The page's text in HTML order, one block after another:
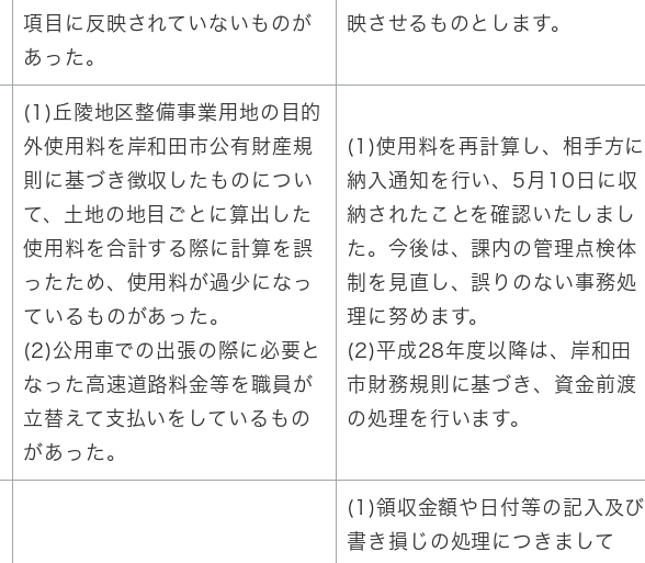
項目に反映されていないものが
あった。
映させるものとします。
(1)丘陵地区整備事業用地の目的
外使用料を岸和田市公有財産規
則に基づき徴収したものについ
て、土地の地目ごとに算出した
使用料を合計する際に計算を誤
ったため、使用料が過少になっ
ているものがあった。
(2)公用車での出張の際に必要と
なった高速道路料金等を職員が
立替えて支払いをしているもの
があった。
(1)使用料を再計算し、相手方に
納入通知を行い、5月10日に収
納されたことを確認いたしまし
た。今後は、課内の管理点検体
制を見直し、誤りのない事務処
理に努めます。
(2)平成28年度以降は、岸和田
市財務規則に基づき、資金前渡
の処理を行います。
(1)領収金額や日付等の記入及び
書き損じの処理につきまして